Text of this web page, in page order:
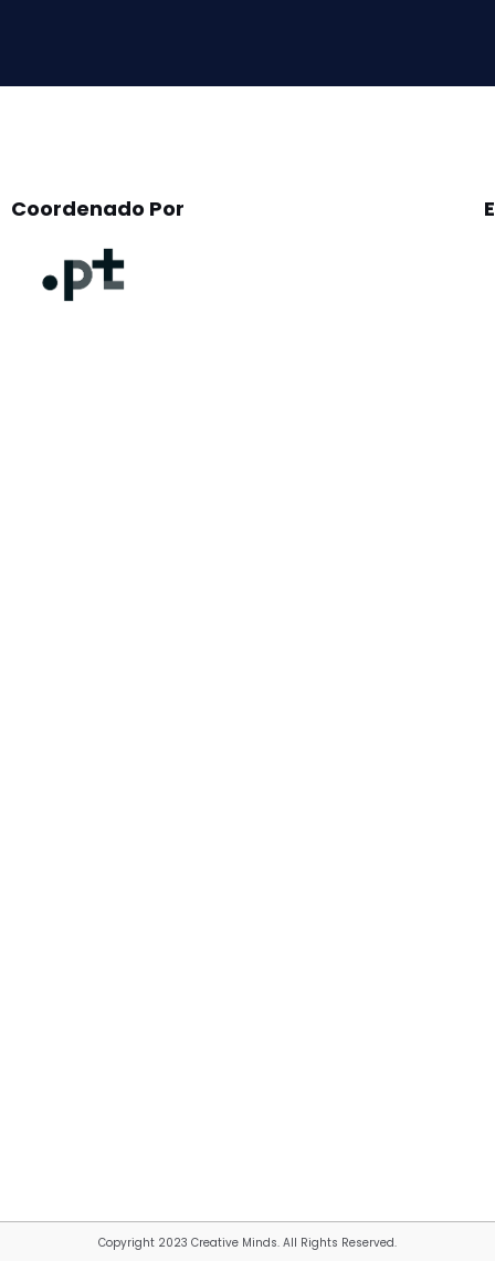
Coordenado Por
Copyright 2023 Creative Minds. All Rights Reserved.